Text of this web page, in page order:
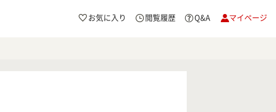
お気に入り 閲覧履歴 Q&A マイページ